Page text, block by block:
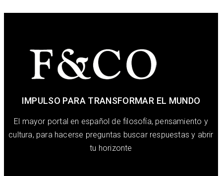
IMPULSO PARA TRANSFORMAR EL MUNDO
El mayor portal en español de filosofía, pensamiento y
cultura, para hacerse preguntas buscar respuestas y abrir
tu horizonte